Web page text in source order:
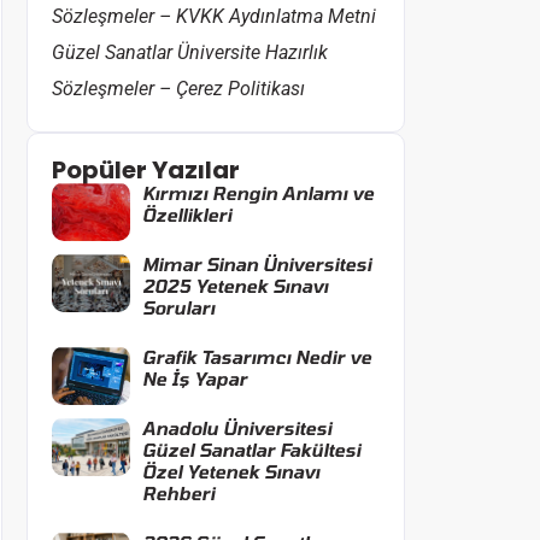
Sözleşmeler – KVKK Aydınlatma Metni
Güzel Sanatlar Üniversite Hazırlık
Sözleşmeler – Çerez Politikası
Popüler Yazılar
Kırmızı Rengin Anlamı ve
Özellikleri
Mimar Sinan Üniversitesi
2025 Yetenek Sınavı
Soruları
Grafik Tasarımcı Nedir ve
Ne İş Yapar
Anadolu Üniversitesi
Güzel Sanatlar Fakültesi
Özel Yetenek Sınavı
Rehberi